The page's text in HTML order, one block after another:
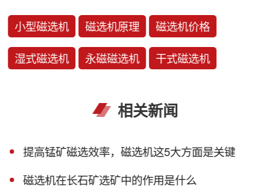
小型磁选机 磁选机原理 磁选机价格
湿式磁选机 永磁磁选机 干式磁选机
相关新闻
提高锰矿磁选效率，磁选机这5大方面是关键
磁选机在长石矿选矿中的作用是什么